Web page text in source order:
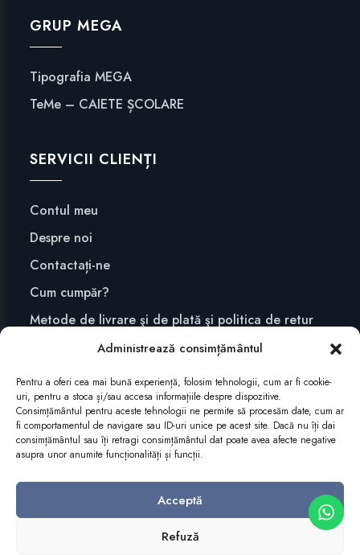
Administrează consimțământul
Pentru a oferi cea mai bună experiență, folosim tehnologii, cum ar fi cookie-
uri, pentru a stoca și/sau accesa informațiile despre dispozitive.
Consimțământul pentru aceste tehnologii ne permite să procesăm date, cum ar
fi comportamentul de navigare sau ID-uri unice pe acest site. Dacă nu îți dai
consimțământul sau îți retragi consimțământul dat poate avea afecte negative
asupra unor anumite funcționalități și funcții.
Acceptă
Refuză
GRUP MEGA
Tipografia MEGA
TeMe – CAIETE ȘCOLARE
SERVICII CLIENȚI
Contul meu
Despre noi
Contactați-ne
Cum cumpăr?
Metode de livrare şi de plată şi politica de retur
Confidențialitate și securitate
ABONEAZĂ-TE